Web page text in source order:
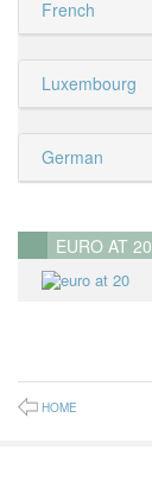
French
Luxembourg
German
EURO AT 20
HOME